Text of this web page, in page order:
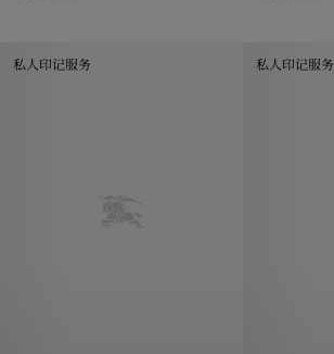
私人印记服务 私人印记服务